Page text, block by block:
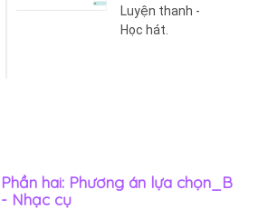
Luyện thanh -
Học hát.
Phần hai: Phương án lựa chọn_B
- Nhạc cụ